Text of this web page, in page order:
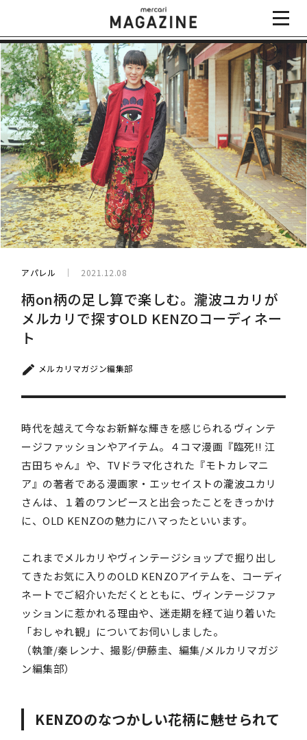
アパレル 2021.12.08
柄on柄の足し算で楽しむ。瀧波ユカリが
メルカリで探すOLD KENZOコーディネー
ト
メルカリマガジン編集部
時代を越えて今なお新鮮な輝きを感じられるヴィンテ
ージファッションやアイテム。４コマ漫画『臨死!! 江
古田ちゃん』や、TVドラマ化された『モトカレマニ
ア』の著者である漫画家・エッセイストの瀧波ユカリ
さんは、１着のワンピースと出会ったことをきっかけ
に、OLD KENZOの魅力にハマったといいます。
これまでメルカリやヴィンテージショップで掘り出し
てきたお気に入りのOLD KENZOアイテムを、コーディ
ネートでご紹介いただくとともに、ヴィンテージファ
ッションに惹かれる理由や、迷走期を経て辿り着いた
「おしゃれ観」についてお伺いしました。
（執筆/秦レンナ、撮影/伊藤圭、編集/メルカリマガジ
ン編集部）
KENZOのなつかしい花柄に魅せられて